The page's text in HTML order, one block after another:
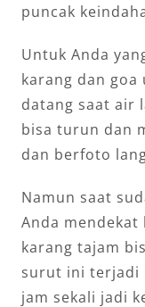
puncak
Untuk Anda
karang dan goa
datang saat air
bisa turun dan
dan berfoto
Namun saat
Anda
karang tajam
surut ini terjadi
jam sekali jadi